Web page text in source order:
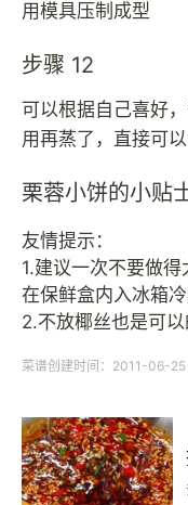
用模具压制成型
步骤 12
可以根据自己喜好
用再蒸了，直接可
栗蓉小饼的小贴
友情提示：
1.建议一次不要做
在保鲜盒内入冰箱冷
2.不放椰丝也是可以
菜谱创建时间：2011-06-